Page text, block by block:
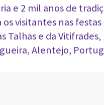
e 2 mil anos de
visitantes nas festas
Talhas e da Vitifrades,
Alentejo,